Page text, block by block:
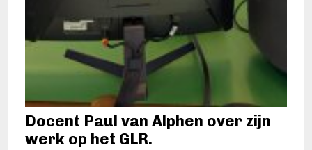
Docent Paul van Alphen over zijn
werk op het GLR.